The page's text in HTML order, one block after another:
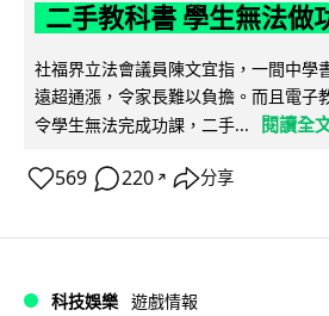
二手教科書 學生無法做
社福界立法會議員陳文宜指，一間中學
遠超通漲，令家長難以負擔。而且電子
令學生無法完成功課，二手...
閱讀全
569 220 ↗ 分享
科技娛樂 遊戲情報